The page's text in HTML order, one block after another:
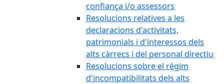
confiança i/o assessors
Resolucions relatives a les
declaracions d'activitats,
patrimonials i d'interessos dels
alts càrrecs i del personal directiu
Resolucions sobre el règim
d'incompatibilitats dels alts